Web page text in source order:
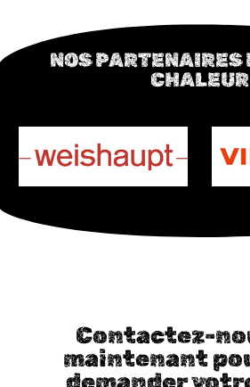
NOS PARTENAIRES
CHALEUR
Contactez-
maintenant